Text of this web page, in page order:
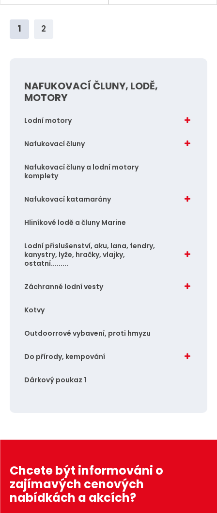
ě
n
ě
č
1 2
NAFUKOVACÍ ČLUNY, LODĚ,
MOTORY
Lodní motory
Nafukovací čluny
Nafukovací čluny a lodní motory
komplety
Nafukovací katamarány
Hliníkové lodě a čluny Marine
Lodní přislušenství, aku, lana, fendry,
kanystry, lyže, hračky, vlajky,
ostatní.........
Záchranné lodní vesty
Kotvy
Outdoorrové vybavení, proti hmyzu
Do přírody, kempování
Dárkový poukaz 1
Chcete být informováni o
zajímavých cenových
nabídkách a akcích?